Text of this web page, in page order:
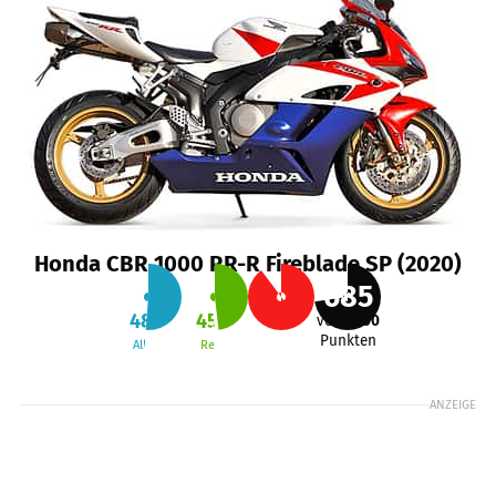
Honda CBR 1000 RR-R Fireblade SP (2020)
48 %
Alltag
45%
Reise
84 %
685
von
1000
Punkten
ANZEIGE